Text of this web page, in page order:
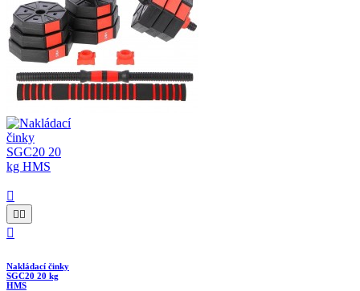

 

Nakládací činky
SGC20 20 kg
HMS